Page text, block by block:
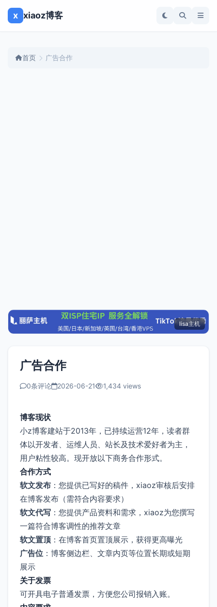
x xiaoz博客
首页 广告合作
lisa主机
广告合作
0条评论 2026-06-21 1,434 views
博客现状
小z博客建站于2013年，已持续运营12年，读者群
体以开发者、运维人员、站长及技术爱好者为主，
用户粘性较高。现开放以下商务合作形式。
合作方式
软文发布 ：您提供已写好的稿件，xiaoz审核后安排
在博客发布（需符合内容要求）
软文代写 ：您提供产品资料和需求，xiaoz为您撰写
一篇符合博客调性的推荐文章
软文置顶 ：在博客首页置顶展示，获得更高曝光
广告位 ：博客侧边栏、文章内页等位置长期或短期
展示
关于发票
可开具电子普通发票，方便您公司报销入账。